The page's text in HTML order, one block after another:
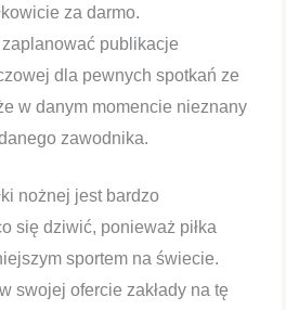
za darmo.
publikacje
dla pewnych spotkań ze
w danym momencie nieznany
zawodnika.
nożnej jest bardzo
się dziwić, ponieważ piłka
sportem na świecie.
swojej ofercie zakłady na tę